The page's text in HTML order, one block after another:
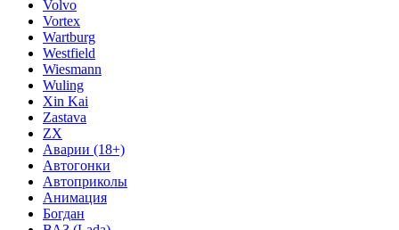
Volvo
Vortex
Wartburg
Westfield
Wiesmann
Wuling
Xin Kai
Zastava
ZX
Аварии (18+)
Автогонки
Автоприколы
Анимация
Богдан